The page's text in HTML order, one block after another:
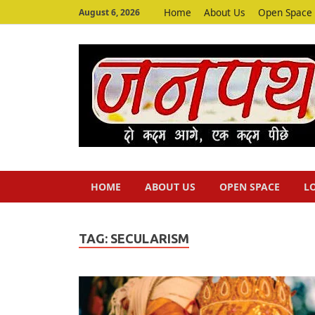
August 6, 2026 Home About Us Open Space
HOME ABOUT US OPEN SPACE
TAG: SECULARISM